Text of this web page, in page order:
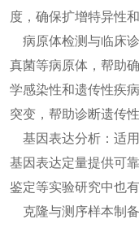
度，确保扩增特异性
病原体检测与临床
真菌等病原体，帮助
学感染性和遗传性疾
突变，帮助诊断遗传
基因表达分析：适
基因表达定量提供可
鉴定等实验研究中也有
克隆与测序样本制